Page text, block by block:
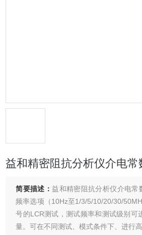
益和精密阻抗分析仪介电常
简要描述：益和精密阻抗分析仪介电常
频率选项（10Hz至1/3/5/10/20/30/
号的LCR测试，测试频率和测试级别可
量。可在不同测试、模式条件下、进行